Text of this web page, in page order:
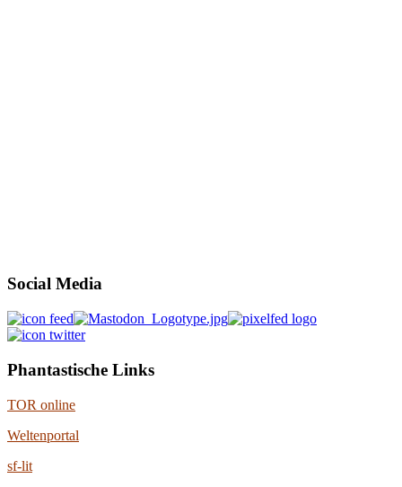
Social Media
Phantastische Links
TOR online
Weltenportal
sf-lit